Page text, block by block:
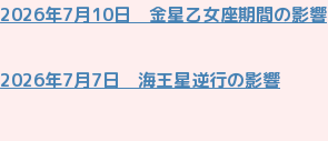
2026年7月10日 金星乙女座期間の影響
2026年7月7日 海王星逆行の影響